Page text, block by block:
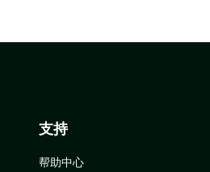
支持
帮助中心